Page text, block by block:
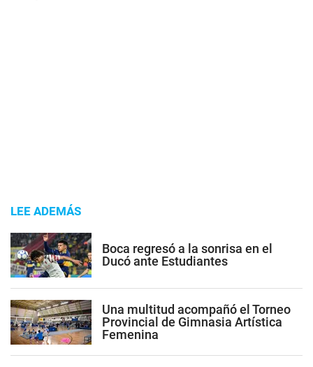
LEE ADEMÁS
Boca regresó a la sonrisa en el
Ducó ante Estudiantes
Una multitud acompañó el Torneo
Provincial de Gimnasia Artística
Femenina